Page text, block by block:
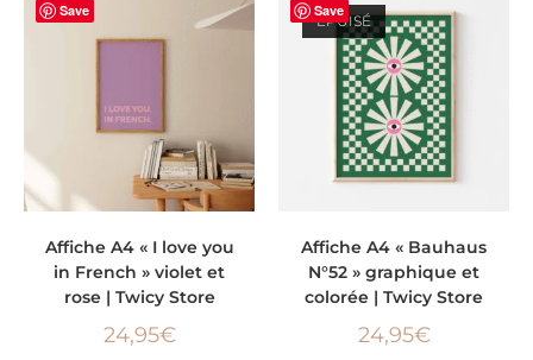
Save
Affiche A4 « I love you
in French » violet et
rose | Twicy Store
24,95€
Save
ÉPUISÉ
Affiche A4 « Bauhaus
N°52 » graphique et
colorée | Twicy Store
24,95€